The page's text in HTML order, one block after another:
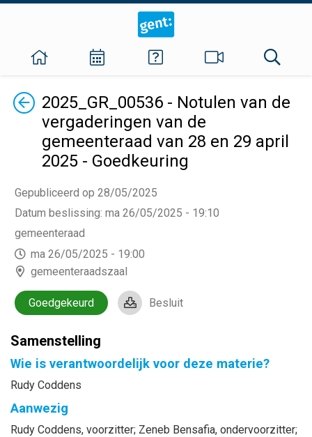
Terug2025_GR_00536 - Notulen van de
vergaderingen van de
gemeenteraad van 28 en 29 april
2025 - Goedkeuring
Gepubliceerd op 28/05/2025
Datum beslissing: ma 26/05/2025 - 19:10
gemeenteraad
ma 26/05/2025 - 19:00
gemeenteraadszaal
Goedgekeurd Besluit
Samenstelling
Wie is verantwoordelijk voor deze materie?
Rudy Coddens
Aanwezig
Rudy Coddens, voorzitter; Zeneb Bensafia, ondervoorzitter;